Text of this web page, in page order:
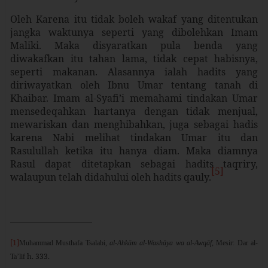
Oleh Karena itu tidak boleh wakaf yang ditentukan
jangka waktunya seperti yang dibolehkan Imam
Maliki. Maka disyaratkan pula benda yang
diwakafkan itu tahan lama, tidak cepat habisnya,
seperti makanan. Alasannya ialah hadits yang
diriwayatkan oleh Ibnu Umar tentang tanah di
Khaibar. Imam al-Syafi’i memahami tindakan Umar
mensedeqahkan hartanya dengan tidak menjual,
mewariskan dan menghibahkan, juga sebagai hadis
karena Nabi melihat tindakan Umar itu dan
Rasulullah ketika itu hanya diam. Maka diamnya
Rasul dapat ditetapkan sebagai hadits taqriry,
walaupun telah didahului oleh hadits qauly.[5]
[1] Muhammad Musthafa Tsalabi, al-Ahkām al-Washāya wa al-Awqāf, Mesir: Dar al-
Ta’lif h. 333.